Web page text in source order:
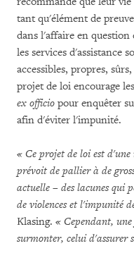
tant qu'élément de
dans l'affaire en question
les services d'assistance
accessibles, propres,
projet de loi encourage
ex officio pour enquêter
afin d'éviter l'impunité.
« Ce projet de loi est
prévoit de pallier à de
actuelle – des lacunes qui
de violences et l'impunité
Klasing. « Cependant,
surmonter, celui d'assurer